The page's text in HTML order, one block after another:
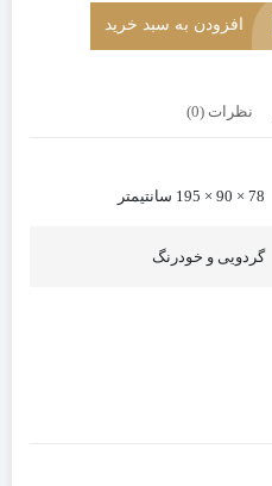
افزودن به سبد خرید
نظرات (0)
78 × 90 × 195 سانتیمتر
گردویی و خودرنگ